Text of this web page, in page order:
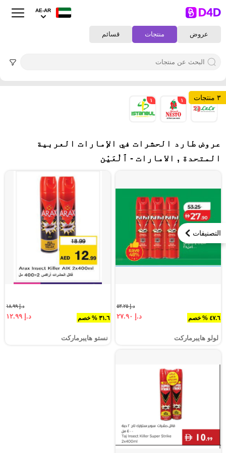
عروض منتجات قسائم
AE-AR
التصنيفات
٣ منتجات ١ ١ ١
عروض طارد الحشرات في الإمارات العربية
المتحدة , الامارات - ٱلْعَيْن‎
٤٧.٦ % خصم
د.إ ٥٣.٢٥
د.إ ٢٧.٩٠
لولو هايبرماركت
٣١.٦ % خصم
د.إ ١٨.٩٩
د.إ ١٢.٩٩
نستو هايبرماركت